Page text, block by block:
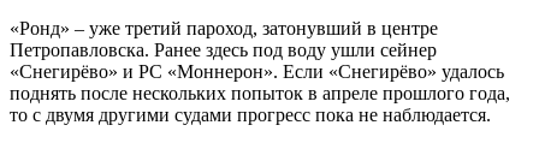
«Ронд» – уже третий пароход, затонувший в центре
Петропавловска. Ранее здесь под воду ушли сейнер
«Снегирёво» и РС «Моннерон». Если «Снегирёво» удалось
поднять после нескольких попыток в апреле прошлого года,
то с двумя другими судами прогресс пока не наблюдается.